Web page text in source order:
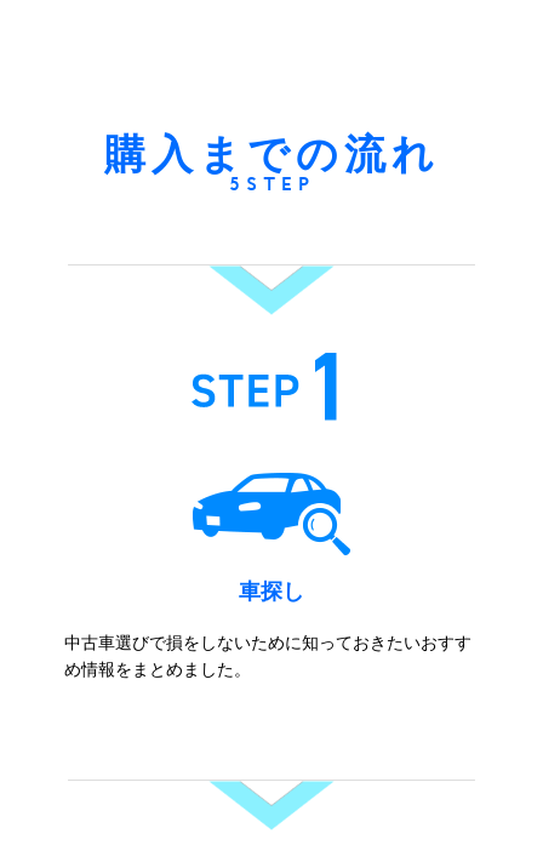
購入までの流れ
5STEP
車探し
中古車選びで損をしないために知っておきたいおすす
め情報をまとめました。